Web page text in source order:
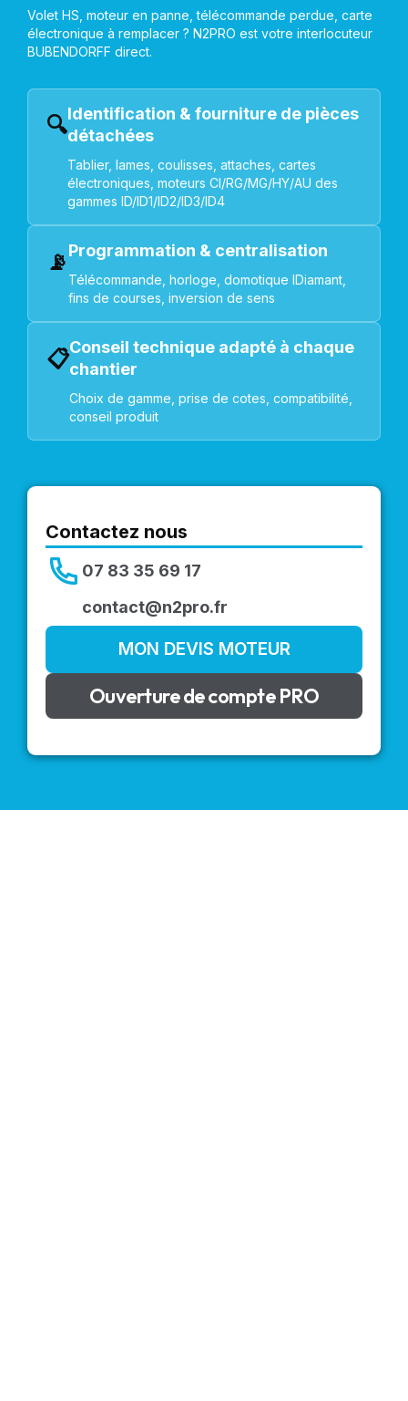
Volet HS, moteur en panne, télécommande perdue, carte
électronique à remplacer ? N2PRO est votre interlocuteur
BUBENDORFF direct.
🔍Identification & fourniture de pièces
détachées
Tablier, lames, coulisses, attaches, cartes
électroniques, moteurs CI/RG/MG/HY/AU des
gammes ID/ID1/ID2/ID3/ID4
📡Programmation & centralisation
Télécommande, horloge, domotique IDiamant,
fins de courses, inversion de sens
📋Conseil technique adapté à chaque
chantier
Choix de gamme, prise de cotes, compatibilité,
conseil produit
Contactez nous
07 83 35 69 17
contact@n2pro.fr
MON DEVIS MOTEUR
Ouverture de compte PRO